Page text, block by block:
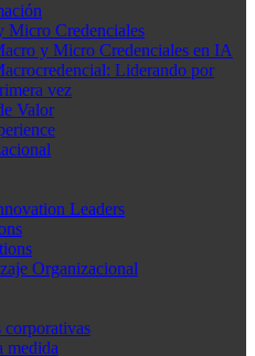
Micro Credenciales
y Micro Credenciales en IA
Liderando por
vez
Valor
Leaders
Organizacional
corporativas
medida